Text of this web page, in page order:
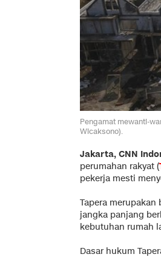
Pengamat mewanti-
Wicaksono).
Jakarta, CNN
perumahan rakyat (
pekerja mesti
Tapera
jangka panjang
kebutuhan rumah
Dasar hukum